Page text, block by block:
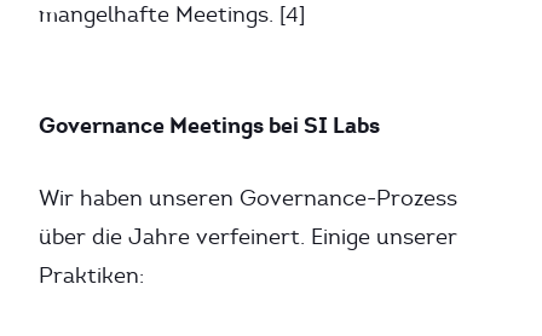
mangelhafte Meetings. [4]
Governance Meetings bei SI Labs
Wir haben unseren Governance-Prozess
über die Jahre verfeinert. Einige unserer
Praktiken: